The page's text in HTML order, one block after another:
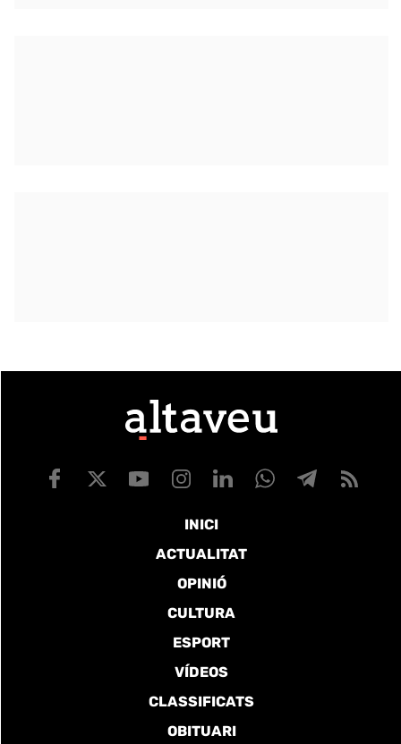
INICI
ACTUALITAT
OPINIÓ
CULTURA
ESPORT
VÍDEOS
CLASSIFICATS
OBITUARI